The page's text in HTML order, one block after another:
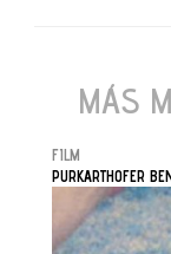
MÁS
FILM
PURKARTHOFER